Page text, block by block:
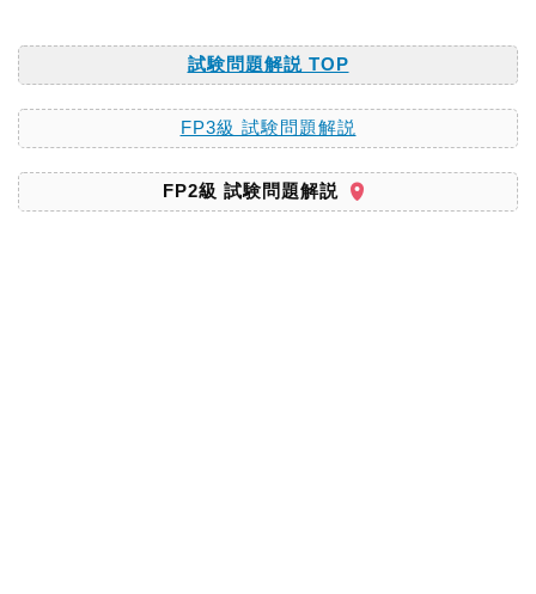
試験問題解説 TOP
FP3級 試験問題解説
FP2級 試験問題解説